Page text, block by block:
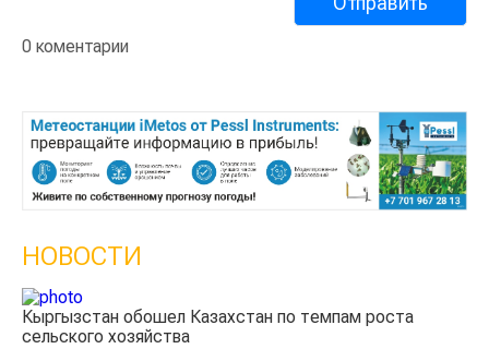
0 коментарии
НОВОСТИ
Казахстанские фермеры заработали $35 млн на
экспорте чечевицы